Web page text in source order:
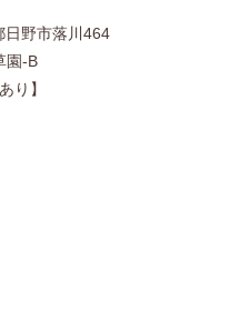
日野市落川464
園-B
り】